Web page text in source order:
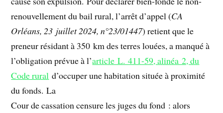
renouvellement du bail rural, l’arrêt d’appel (CA
Orléans, 23 juillet 2024, n°23/01447) retient que le
preneur résidant à 350 km des terres louées, a manqué à
l’obligation prévue à l’article L. 411-59, alinéa 2, du
Code rural d’occuper une habitation située à proximité
du fonds. La
Cour de cassation censure les juges du fond : alors